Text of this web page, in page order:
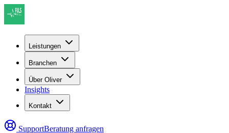
Leistungen
Branchen
Über Oliver
Insights
Kontakt
SupportBeratung anfragen